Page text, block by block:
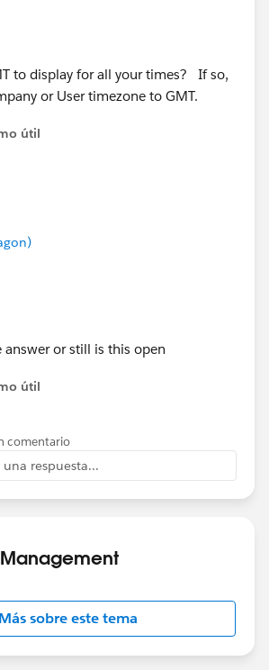
to display for all your times? If so,
or User timezone to GMT.
útil
answer or still is this open
útil
comentario
una respuesta...
Más sobre este tema